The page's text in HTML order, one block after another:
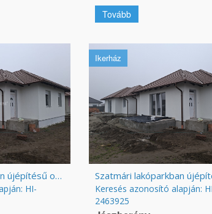
Tovább
Szatmári lakóparkban újépítésű otthon
HI-
Ikerház
Keresés azonosító alapján:
2463925